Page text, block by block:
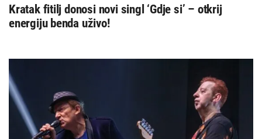
Kratak fitilj donosi novi singl ‘Gdje si’ – otkrij
energiju benda uživo!